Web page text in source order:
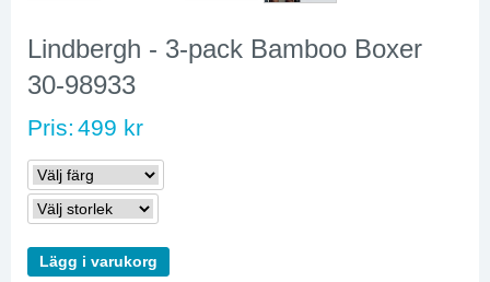
Lindbergh - 3-pack Bamboo Boxer
30-98933
Pris: 499 kr
Lägg i varukorg